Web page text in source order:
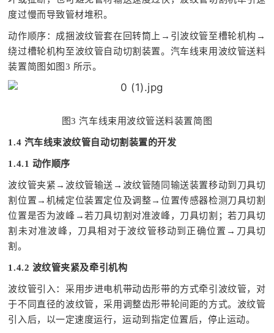
度过慢而导致管材堆积。
动作顺序：成捆波纹管套在回转筒上→引波纹管至槽轮机构→
绕过槽轮机构至波纹管自动切割装置。汽车线束用波纹管送料
装置简图如图3 所示。
图3 汽车线束用波纹管送料装置简图
1.4 汽车线束波纹管自动切割装置的开发
1.4.1 动作顺序
波纹管夹紧→波纹管输送→波纹管随同输送装置移动到刀具切
割位置→机械定位装置定位及调整→位置传感器检测刀具切割
位置是否为波峰→若刀具切割对准波峰，刀具切割；若刀具切
割未对准波峰，刀具相对于波纹管移动到正确位置→刀具切
割。
1.4.2 波纹管夹紧及牵引机构
波纹管引入：采用步进电机带动齿形带的方式牵引波纹管，对
于不同直径的波纹管，采用调整齿形带轮间距的方式。波纹管
引入后，以一定速度运行，运动到指定位置后，停止运动。